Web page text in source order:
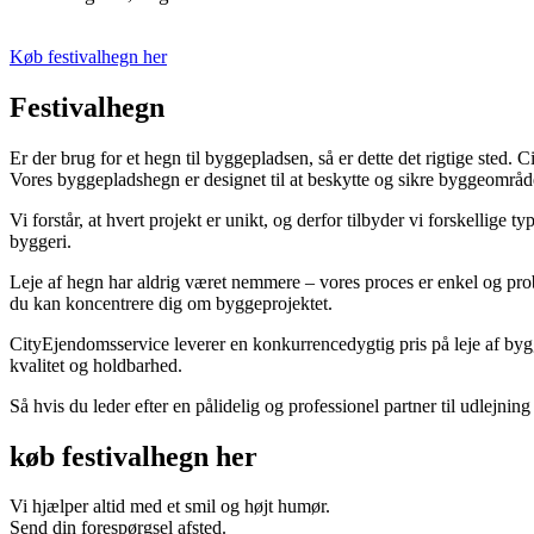
Køb festivalhegn her
Festivalhegn
Er der brug for et hegn til byggepladsen, så er dette det rigtige sted.
Vores byggepladshegn er designet til at beskytte og sikre
Vi forstår, at hvert projekt er unikt, og derfor tilbyder vi forskellige
byggeri.
Leje af hegn har aldrig været nemmere – vores proces er enkel og
du kan koncentrere dig om byggeprojektet.
CityEjendomsservice leverer en konkurrencedygtig pris på leje af
kvalitet og holdbarhed.
Så hvis du leder efter en pålidelig og professionel partner til
køb festivalhegn her
Vi hjælper altid med et smil og højt humør.
Send din forespørgsel afsted.